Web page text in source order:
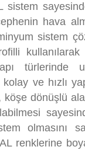
sistem
hava
sistem
ve hızlı
dönüşlü
olmasını
renklerine